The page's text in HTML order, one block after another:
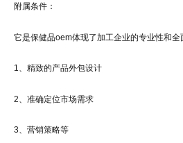
附属条件：
它是保健品oem体现了加工企业的专业性和全
1、精致的产品外包设计
2、准确定位市场需求
3、营销策略等